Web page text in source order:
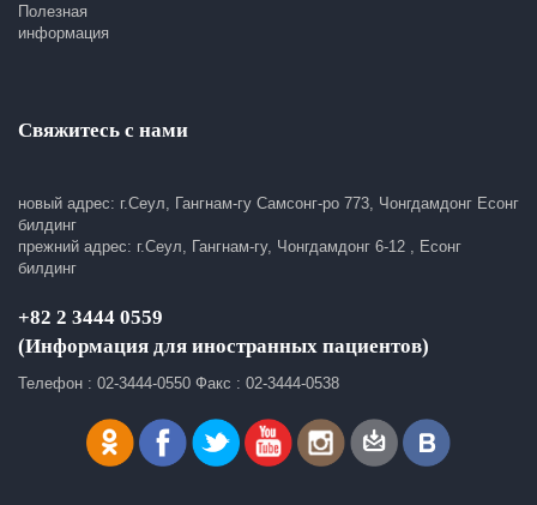
Полезная
информация
Свяжитесь с нами
новый адрес: г.Сеул, Гангнам-гу Самсонг-ро 773, Чонгдамдонг Есонг
билдинг
прежний адрес: г.Сеул, Гангнам-гу, Чонгдамдонг 6-12 , Есонг
билдинг
+82 2 3444 0559
(Информация для иностранных пациентов)
Телефон : 02-3444-0550 Факс : 02-3444-0538